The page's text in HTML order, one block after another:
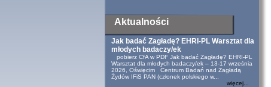
Aktualności
Jak badać Zagładę? EHRI-PL Warsztat dla
młodych badaczy/ek
pobierz CfA w PDF Jak badać Zagładę? EHRI-PL
Warsztat dla młodych badaczy/ek – 13-17 września
2026, Oświęcim Centrum Badań nad Zagładą
Żydów IFiS PAN (członek polskiego w...
więcej...